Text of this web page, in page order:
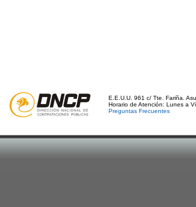
E.E.U.U. 961 c/ Tte. Fariña.
Horario de Atención: Lunes a
Preguntas Frecuentes